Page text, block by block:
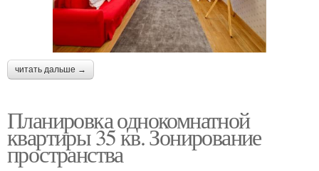
читать дальше →
Планировка однокомнатной
квартиры 35 кв. Зонирование
пространства